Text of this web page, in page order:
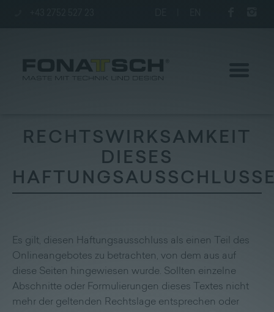
Aktuelles
Unternehmen
Lieferprogramm
RECHTSWIRKSAMKEIT
DIESES
Es gilt, diesen Haftungsausschluss als einen Teil des
Onlineangebotes zu betrachten, von dem aus auf
diese Seiten hingewiesen wurde. Sollten einzelne
Abschnitte oder Formulierungen dieses Textes nicht
mehr der geltenden Rechtslage entsprechen oder